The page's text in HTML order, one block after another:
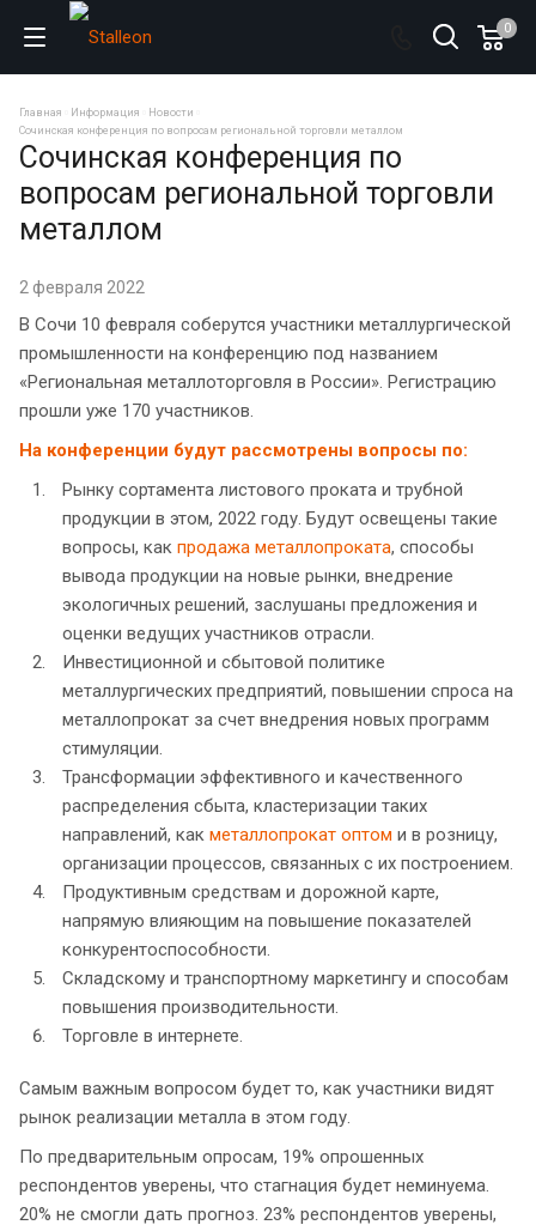
0
Главная Информация
Новости
Сочинская конференция по вопросам региональной торговли металлом
Сочинская конференция по
вопросам региональной торговли
металлом
2 февраля 2022
В Сочи 10 февраля соберутся участники металлургической
промышленности на конференцию под названием
«Региональная металлоторговля в России». Регистрацию
прошли уже 170 участников.
На конференции будут рассмотрены вопросы по:
Рынку сортамента листового проката и трубной
продукции в этом, 2022 году. Будут освещены такие
вопросы, как продажа металлопроката, способы
вывода продукции на новые рынки, внедрение
экологичных решений, заслушаны предложения и
оценки ведущих участников отрасли.
Инвестиционной и сбытовой политике
металлургических предприятий, повышении спроса на
металлопрокат за счет внедрения новых программ
стимуляции.
Трансформации эффективного и качественного
распределения сбыта, кластеризации таких
направлений, как металлопрокат оптом и в розницу,
организации процессов, связанных с их построением.
Продуктивным средствам и дорожной карте,
напрямую влияющим на повышение показателей
конкурентоспособности.
Складскому и транспортному маркетингу и способам
повышения производительности.
Торговле в интернете.
Самым важным вопросом будет то, как участники видят
рынок реализации металла в этом году.
По предварительным опросам, 19% опрошенных
респондентов уверены, что стагнация будет неминуема.
20% не смогли дать прогноз. 23% респондентов уверены,